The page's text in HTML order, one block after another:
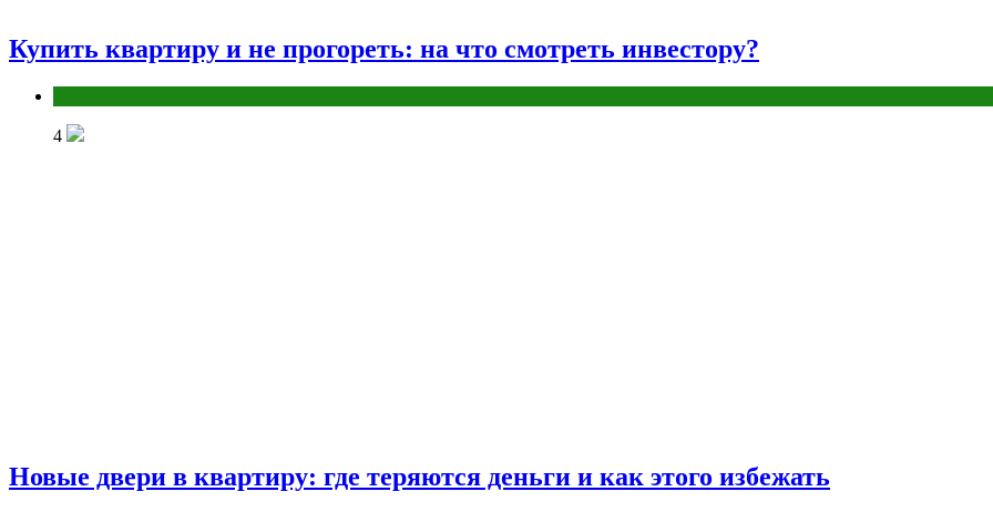
Купить квартиру и не прогореть: на что смотреть инвестору?
4
Новые двери в квартиру: где теряются деньги и как этого избежать